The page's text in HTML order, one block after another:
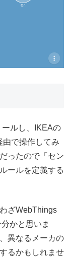
ルし、IKEAの
由で操作してみ
ったので「セン
ールを定義する
ざWebThings
かと思いま
異なるメーカの
るかもしれませ